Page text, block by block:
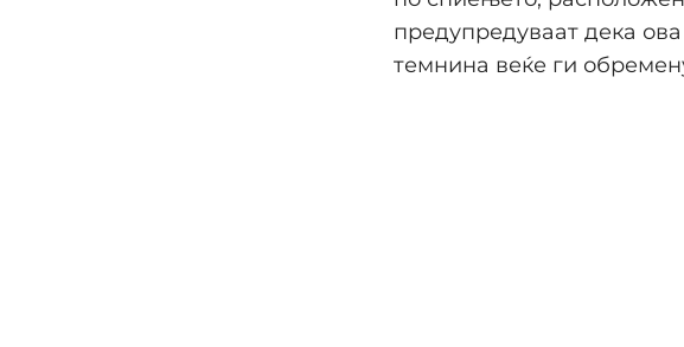
предупредуваат дека
темнина веќе ги